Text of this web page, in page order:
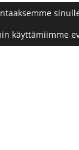
Kousa
käyttämiimme